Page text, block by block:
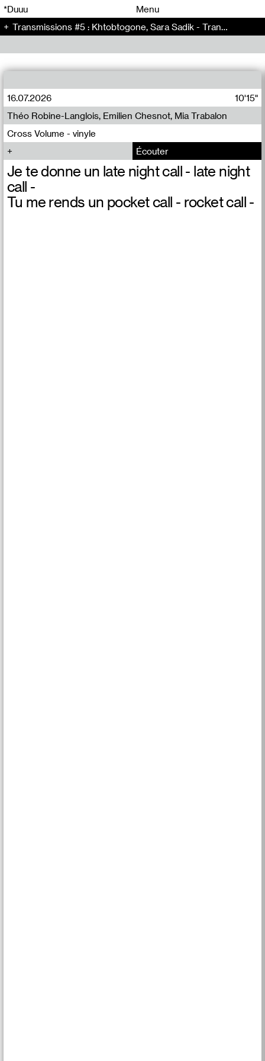
*Duuu
Menu
Transmissions #5 : Khtobtogone, Sara Sadik - Transmissions (5)
16.07.2026 10'15"
Cross Volume - vinyle
Théo Robine-Langlois, Emilien Chesnot, Mia Trabalon
Écouter
Je te donne un late night call - late night
call -
Tu me rends un pocket call - rocket call -
00 00
00 00